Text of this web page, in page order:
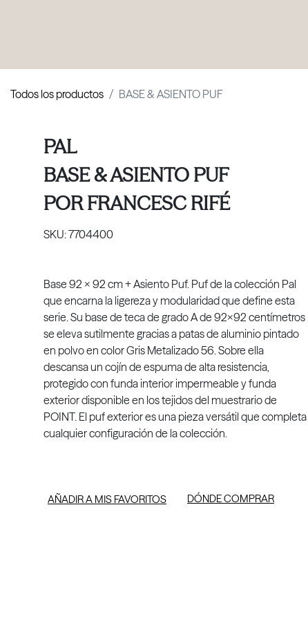
Todos los productos BASE & ASIENTO PUF
PAL
BASE & ASIENTO PUF
PORFRANCESC RIFÉ
SKU:7704400
Base 92 x 92 cm + Asiento Puf. Puf de la colección Pal
que encarna la ligereza y modularidad que define esta
serie. Su base de teca de grado A de 92x92 centímetros
se eleva sutilmente gracias a patas de aluminio pintado
en polvo en color Gris Metalizado 56. Sobre ella
descansa un cojín de espuma de alta resistencia,
protegido con funda interior impermeable y funda
exterior disponible en los tejidos del muestrario de
POINT. El puf exterior es una pieza versátil que completa
cualquier configuración de la colección.
AÑADIR A MIS FAVORITOS DÓNDE COMPRAR